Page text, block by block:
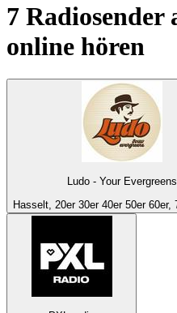
7 Radiosender
online hören
Ludo - Your Evergreens
Hasselt, 20er 30er 40er 50er 60er,